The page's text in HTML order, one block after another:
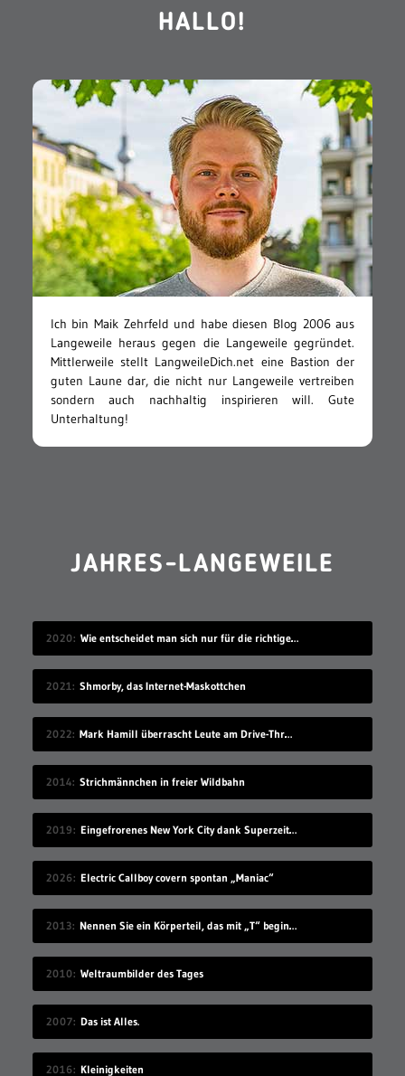
HALLO!
Ich bin Maik Zehrfeld und habe diesen Blog 2006 aus
Langeweile heraus gegen die Langeweile gegründet.
Mittlerweile stellt LangweileDich.net eine Bastion der
guten Laune dar, die nicht nur Langeweile vertreiben
sondern auch nachhaltig inspirieren will. Gute
Unterhaltung!
JAHRES-LANGEWEILE
2020 Wie entscheidet man sich nur für die richtige Idee?
2021 Shmorby, das Internet-Maskottchen
2022 Mark Hamill überrascht Leute am Drive-Thru-Schalter
2014 Strichmännchen in freier Wildbahn
2019 Eingefrorenes New York City dank Superzeitlupe
2026 Electric Callboy covern spontan „Maniac“
2013 Nennen Sie ein Körperteil, das mit „T“ beginnt
2010 Weltraumbilder des Tages
2007 Das ist Alles.
2016 Kleinigkeiten